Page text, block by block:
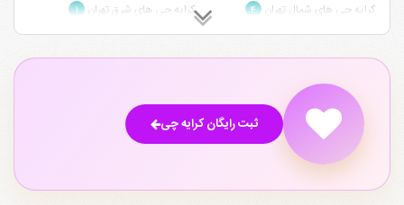
کرایه چی های شمال تهران ۴ کرایه چی های شرق تهران ۱
ثبت رایگان کرایه چی